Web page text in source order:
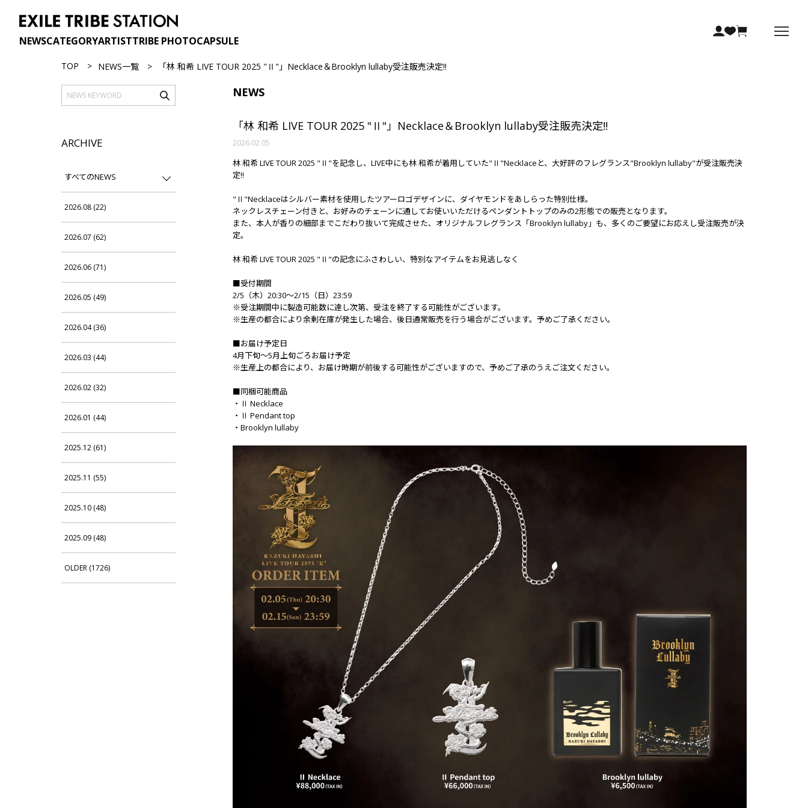
NEWSCATEGORYARTISTTRIBE PHOTOCAPSULE
TOP NEWS一覧 「林 和希 LIVE TOUR 2025 "Ⅱ"」Necklace＆Brooklyn lullaby受注販売決定!!
ARCHIVE
すべてのNEWS
2026.08 (22)
2026.07 (62)
2026.06 (71)
2026.05 (49)
2026.04 (36)
2026.03 (44)
2026.02 (32)
2026.01 (44)
2025.12 (61)
2025.11 (55)
2025.10 (48)
2025.09 (48)
OLDER (1726)
NEWS
「林 和希 LIVE TOUR 2025 "Ⅱ"」Necklace＆Brooklyn lullaby受注販売決定!!
2026.02.05
林 和希 LIVE TOUR 2025 "Ⅱ"を記念し、LIVE中にも林 和希が着用していた"Ⅱ"Necklaceと、大好評のフレグランス"Brooklyn lullaby"が受注販売決
定!!
"Ⅱ"Necklaceはシルバー素材を使用したツアーロゴデザインに、ダイヤモンドをあしらった特別仕様。
ネックレスチェーン付きと、お好みのチェーンに通してお使いいただけるペンダントトップのみの2形態での販売となります。
また、本人が香りの細部までこだわり抜いて完成させた、オリジナルフレグランス「Brooklyn lullaby」も、多くのご要望にお応えし受注販売が決
定。
林 和希 LIVE TOUR 2025 "Ⅱ"の記念にふさわしい、特別なアイテムをお見逃しなく
■受付期間
2/5（木）20:30～2/15（日）23:59
※受注期間中に製造可能数に達し次第、受注を終了する可能性がございます。
※生産の都合により余剰在庫が発生した場合、後日通常販売を行う場合がございます。予めご了承ください。
■お届け予定日
4月下旬～5月上旬ごろお届け予定
※生産上の都合により、お届け時期が前後する可能性がございますので、予めご了承のうえご注文ください。
■同梱可能商品
・Ⅱ Necklace
・Ⅱ Pendant top
・Brooklyn lullaby